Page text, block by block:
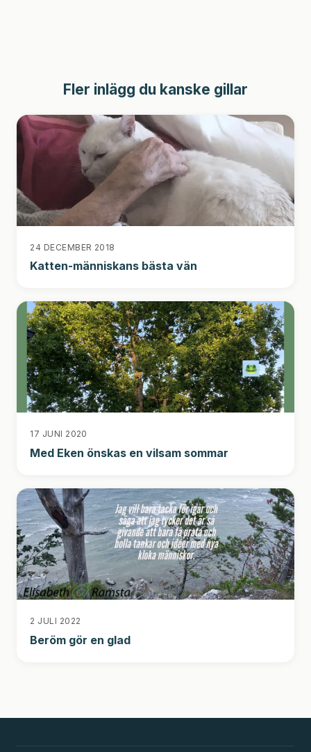
Fler inlägg du kanske gillar
24 DECEMBER 2018
Katten-människans bästa vän
17 JUNI 2020
Med Eken önskas en vilsam sommar
2 JULI 2022
Beröm gör en glad